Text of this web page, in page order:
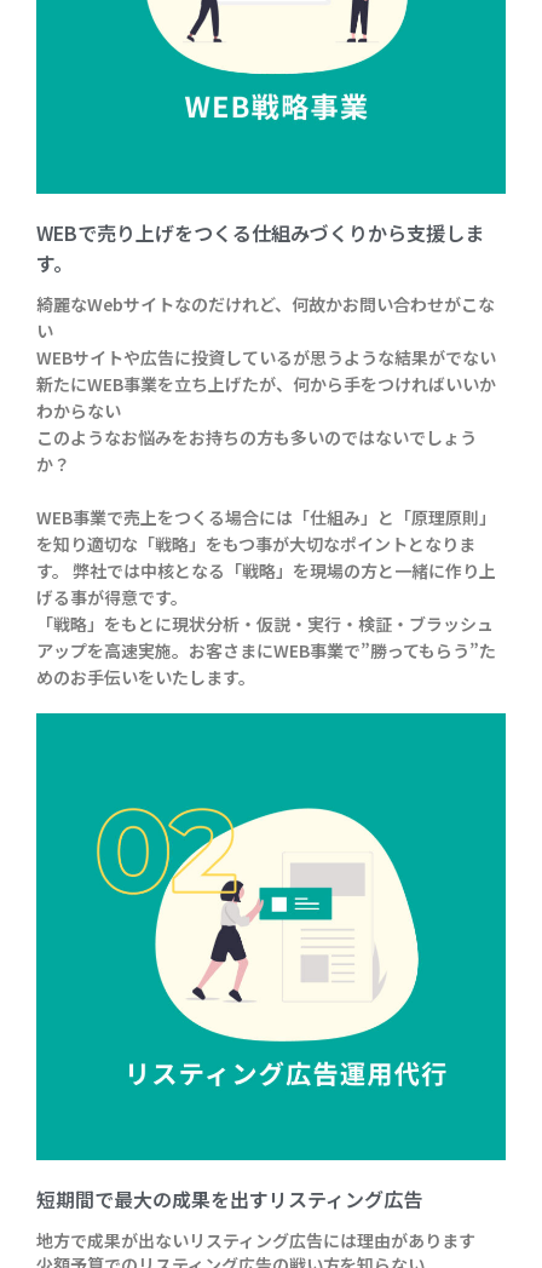
WEBで売り上げをつくる仕組みづくりから支援しま
す。
綺麗なWebサイトなのだけれど、何故かお問い合わせがこな
い
WEBサイトや広告に投資しているが思うような結果がでない
新たにWEB事業を立ち上げたが、何から手をつければいいか
わからない
このようなお悩みをお持ちの方も多いのではないでしょう
か？
WEB事業で売上をつくる場合には「仕組み」と「原理原則」
を知り適切な「戦略」をもつ事が大切なポイントとなりま
す。 弊社では中核となる「戦略」を現場の方と一緒に作り上
げる事が得意です。
「戦略」をもとに現状分析・仮説・実行・検証・ブラッシュ
アップを高速実施。お客さまにWEB事業で”勝ってもらう”た
めのお手伝いをいたします。
短期間で最大の成果を出すリスティング広告
地方で成果が出ないリスティング広告には理由があります